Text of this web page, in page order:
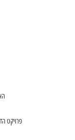
פרויקט